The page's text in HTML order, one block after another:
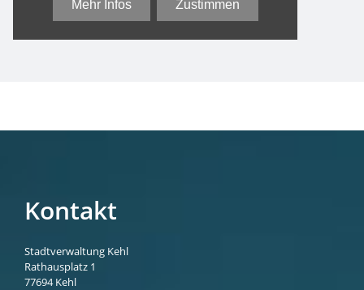
Kontakt
Stadtverwaltung Kehl
Rathausplatz 1
77694 Kehl